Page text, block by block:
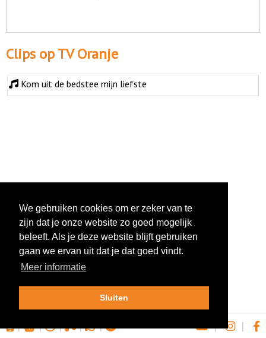
Clips op TV Oranje
Kom uit de bedstee mijn liefste
| | | | | | |
We gebruiken cookies om er zeker van te
zijn dat je onze website zo goed mogelijk
beleeft. Als je deze website blijft gebruiken
gaan we ervan uit dat je dat goed vindt.
Meer informatie
Sluiten